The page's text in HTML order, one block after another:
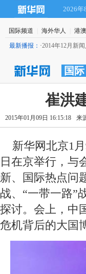
2026年
国际频道 海外华人 港
最新播报： ·2014年12月新
国际
崔洪
2015年01月09日 16:15:18 来
新华网北京1月
日在京举行，与
新、国际热点问
战、“一带一路”
探讨。会上，中
危机背后的大国